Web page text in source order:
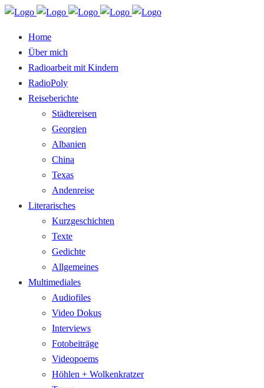
Home
Über mich
Radioarbeit mit Kindern
RadioPoly
Reiseberichte
Städtereisen
Georgien
Albanien
China
Texas
Andenreise
Literarisches
Kurzgeschichten
Texte
Gedichte
Allgemeines
Multimediales
Audiofiles
Video Dokus
Interviews
Fotobeiträge
Videopoems
Höhlen + Wolkenkratzer